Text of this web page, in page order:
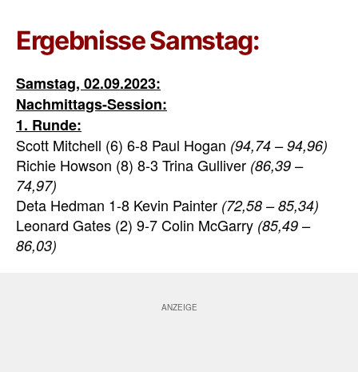
Ergebnisse Samstag:
Samstag, 02.09.2023:
Nachmittags-Session:
1. Runde:
Scott Mitchell (6) 6-8 Paul Hogan (94,74 – 94,96)
Richie Howson (8) 8-3 Trina Gulliver (86,39 –
74,97)
Deta Hedman 1-8 Kevin Painter (72,58 – 85,34)
Leonard Gates (2) 9-7 Colin McGarry (85,49 –
86,03)